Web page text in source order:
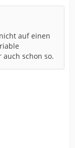
auf einen
auch schon so.